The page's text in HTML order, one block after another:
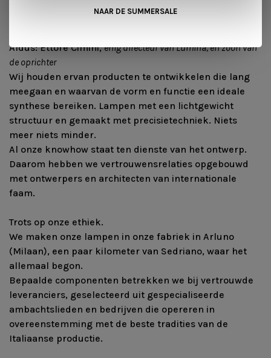
Aldus: Ettore Cimini,enig directeur van Lumina, en zoon van
de oprichter
Wij houden ervan producten te ontwikkelen die lang
meegaan en waarvan de vorm en functie een ideale
synthese bereiken. Lampen met een lichtgewicht
structuur en gemaakt met precisietechniek. Niets
meer niets minder.
Al onze knowhow staat ten dienste van het ontwerp.
Daarom hebben we vertrouwensrelaties opgebouwd
met ontwerpers en architecten van internationale
faam.
Trots op onze ethiek.
We maken onze lampen in onze fabriek in Arluno
(Milaan), een paar kilometer van Sedriano, waar het
allemaal begon.
Bepaalde componenten betrekken we bij vertrouwde
leveranciers, geselecteerd uit gespecialiseerde
ambachtslieden en bedrijven die opereren in
overeenstemming met de beste tradities van de
Italiaanse productie.
NAAR DE SUMMERSALE